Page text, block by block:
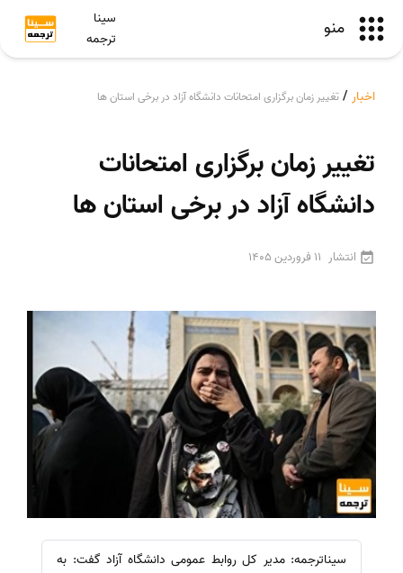
منو
سینا
ترجمه
اخبار / تغییر زمان برگزاری امتحانات دانشگاه آزاد در برخی استان ها
تغییر زمان برگزاری امتحانات
دانشگاه آزاد در برخی استان ها
انتشار 11 فروردین 1405
سیناترجمه: مدیر کل روابط عمومی دانشگاه آزاد گفت: به